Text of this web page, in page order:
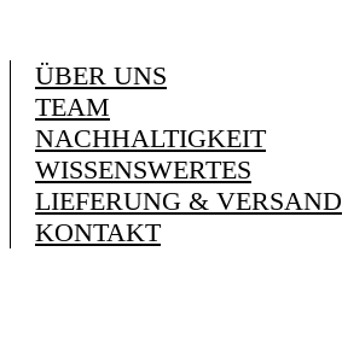
ÜBER UNS
TEAM
NACHHALTIGKEIT
WISSENSWERTES
LIEFERUNG & VERSAND
KONTAKT